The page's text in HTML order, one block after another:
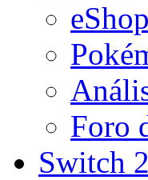
eShop
Foro
Switch 2